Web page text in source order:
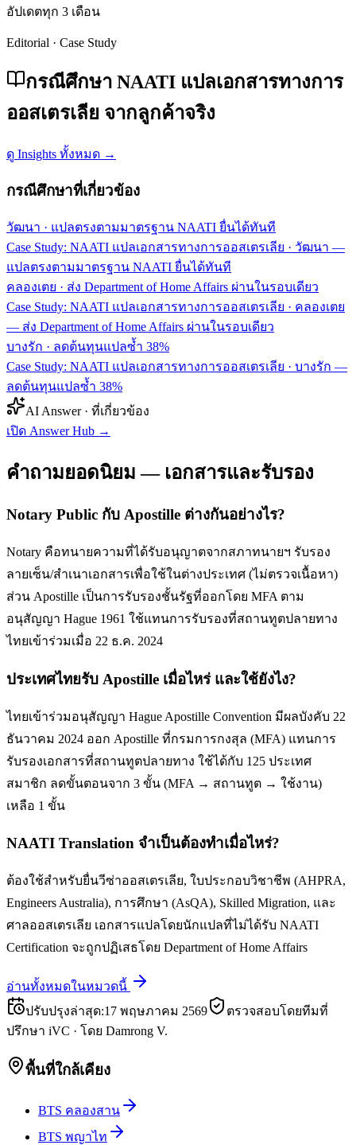
อัปเดตทุก 3 เดือน
Editorial · Case Study
กรณีศึกษา NAATI แปลเอกสารทางการ
ออสเตรเลีย จากลูกค้าจริง
ดู Insights ทั้งหมด →
กรณีศึกษาที่เกี่ยวข้อง
วัฒนา · แปลตรงตามมาตรฐาน NAATI ยื่นได้ทันที
Case Study: NAATI แปลเอกสารทางการออสเตรเลีย · วัฒนา —
แปลตรงตามมาตรฐาน NAATI ยื่นได้ทันที
คลองเตย · ส่ง Department of Home Affairs ผ่านในรอบเดียว
Case Study: NAATI แปลเอกสารทางการออสเตรเลีย · คลองเตย
— ส่ง Department of Home Affairs ผ่านในรอบเดียว
บางรัก · ลดต้นทุนแปลซ้ำ 38%
Case Study: NAATI แปลเอกสารทางการออสเตรเลีย · บางรัก —
ลดต้นทุนแปลซ้ำ 38%
AI Answer · ที่เกี่ยวข้อง
เปิด Answer Hub →
คำถามยอดนิยม — เอกสารและรับรอง
Notary Public กับ Apostille ต่างกันอย่างไร?
Notary คือทนายความที่ได้รับอนุญาตจากสภาทนายฯ รับรอง
ลายเซ็น/สำเนาเอกสารเพื่อใช้ในต่างประเทศ (ไม่ตรวจเนื้อหา)
ส่วน Apostille เป็นการรับรองชั้นรัฐที่ออกโดย MFA ตาม
อนุสัญญา Hague 1961 ใช้แทนการรับรองที่สถานทูตปลายทาง
ไทยเข้าร่วมเมื่อ 22 ธ.ค. 2024
ประเทศไทยรับ Apostille เมื่อไหร่ และใช้ยังไง?
ไทยเข้าร่วมอนุสัญญา Hague Apostille Convention มีผลบังคับ 22
ธันวาคม 2024 ออก Apostille ที่กรมการกงสุล (MFA) แทนการ
รับรองเอกสารที่สถานทูตปลายทาง ใช้ได้กับ 125 ประเทศ
สมาชิก ลดขั้นตอนจาก 3 ขั้น (MFA → สถานทูต → ใช้งาน)
เหลือ 1 ขั้น
NAATI Translation จำเป็นต้องทำเมื่อไหร่?
ต้องใช้สำหรับยื่นวีซ่าออสเตรเลีย, ใบประกอบวิชาชีพ (AHPRA,
Engineers Australia), การศึกษา (AsQA), Skilled Migration, และ
ศาลออสเตรเลีย เอกสารแปลโดยนักแปลที่ไม่ได้รับ NAATI
Certification จะถูกปฏิเสธโดย Department of Home Affairs
อ่านทั้งหมดในหมวดนี้
ปรับปรุงล่าสุด:17 พฤษภาคม 2569
ตรวจสอบโดยทีมที่
ปรึกษา iVC · โดย Damrong V.
พื้นที่ใกล้เคียง
BTS คลองสาน
BTS พญาไท